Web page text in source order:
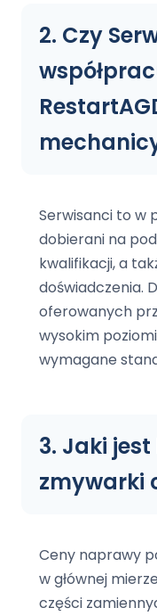
MAŁOPOLSKA
Kraków
Czechowice-
Naprawa
Naprawa Pralek
Pruszków
Wołomin
Ząbki
Zielonka
Legnica
Lubin
POMORZE
Gdańsk
Gdynia
2. Czy
Serwisanci to w
dobierani na
kwalifikacji, a
doświadczenia.
oferowanych
wysokim
wymagane
3. Jaki
zmywarki
Ceny naprawy
w głównej
części